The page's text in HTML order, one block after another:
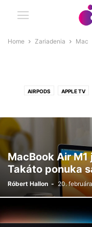
Home Zariadenia Mac
AIRPODS APPLE TV
MacBook Air
Takáto ponuka
Róbert Hallon - 20.